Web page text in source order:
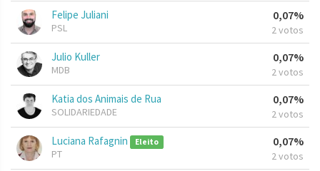
Felipe Juliani
PSL
0,07%
2 votos
Julio Kuller
MDB
0,07%
2 votos
Katia dos Animais de Rua
SOLIDARIEDADE
0,07%
2 votos
Luciana Rafagnin Eleito
PT
0,07%
2 votos